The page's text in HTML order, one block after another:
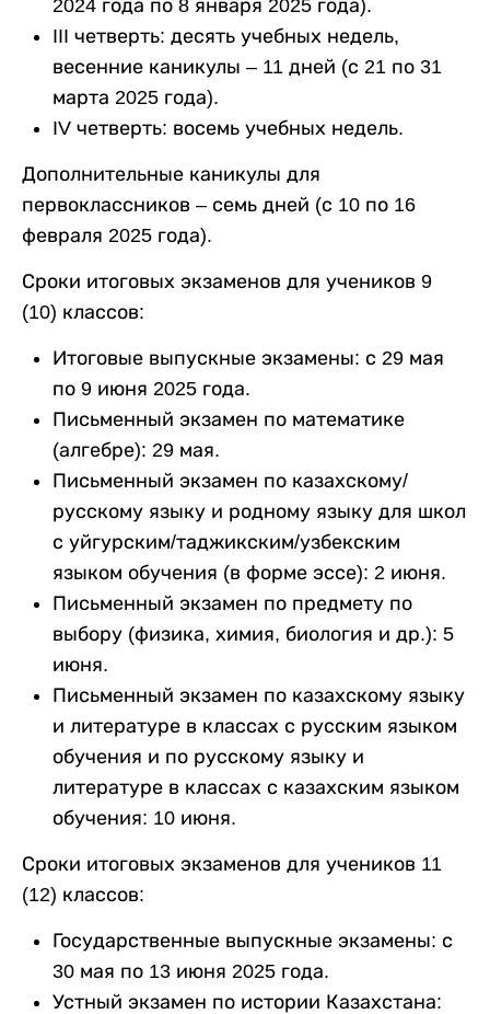
2024 года по 8 января 2025 года).
III четверть: десять учебных недель,
весенние каникулы – 11 дней (с 21 по 31
марта 2025 года).
IV четверть: восемь учебных недель.
Дополнительные каникулы для
первоклассников – семь дней (с 10 по 16
февраля 2025 года).
Сроки итоговых экзаменов для учеников 9
(10) классов:
Итоговые выпускные экзамены: с 29 мая
по 9 июня 2025 года.
Письменный экзамен по математике
(алгебре): 29 мая.
Письменный экзамен по казахскому/
русскому языку и родному языку для школ
с уйгурским/таджикским/узбекским
языком обучения (в форме эссе): 2 июня.
Письменный экзамен по предмету по
выбору (физика, химия, биология и др.): 5
июня.
Письменный экзамен по казахскому языку
и литературе в классах с русским языком
обучения и по русскому языку и
литературе в классах с казахским языком
обучения: 10 июня.
Сроки итоговых экзаменов для учеников 11
(12) классов:
Государственные выпускные экзамены: с
30 мая по 13 июня 2025 года.
Устный экзамен по истории Казахстана: